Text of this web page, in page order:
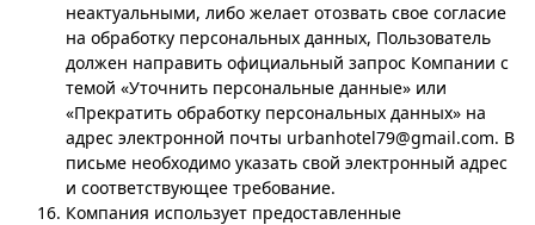
неактуальными, либо желает отозвать свое согласие
на обработку персональных данных, Пользователь
должен направить официальный запрос Компании с
темой «Уточнить персональные данные» или
«Прекратить обработку персональных данных» на
адрес электронной почты urbanhotel79@gmail.com. В
письме необходимо указать свой электронный адрес
и соответствующее требование.
Компания использует предоставленные